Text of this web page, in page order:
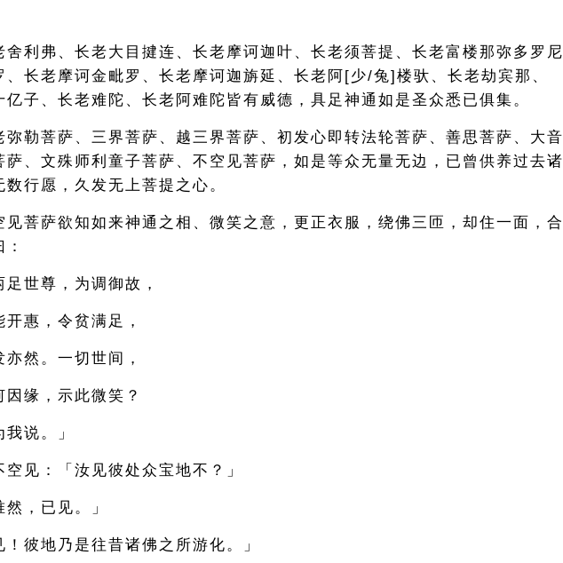
舍利弗、长老大目揵连、长老摩诃迦叶、长老须菩提、长老富楼那弥多罗尼
、长老摩诃金毗罗、长老摩诃迦旃延、长老阿[少/兔]楼驮、长老劫宾那、
亿子、长老难陀、长老阿难陀皆有威德，具足神通如是圣众悉已俱集。
弥勒菩萨、三界菩萨、越三界菩萨、初发心即转法轮菩萨、善思菩萨、大音
萨、文殊师利童子菩萨、不空见菩萨，如是等众无量无边，已曾供养过去诸
行愿，久发无上菩提之心。
见菩萨欲知如来神通之相、微笑之意，更正衣服，绕佛三匝，却住一面，合
足世尊，为调御故，
惠，令贫满足，
然。一切世间，
缘，示此微笑？
说。」
见：「汝见彼处众宝地不？」
，已见。」
！彼地乃是往昔诸佛之所游化。」